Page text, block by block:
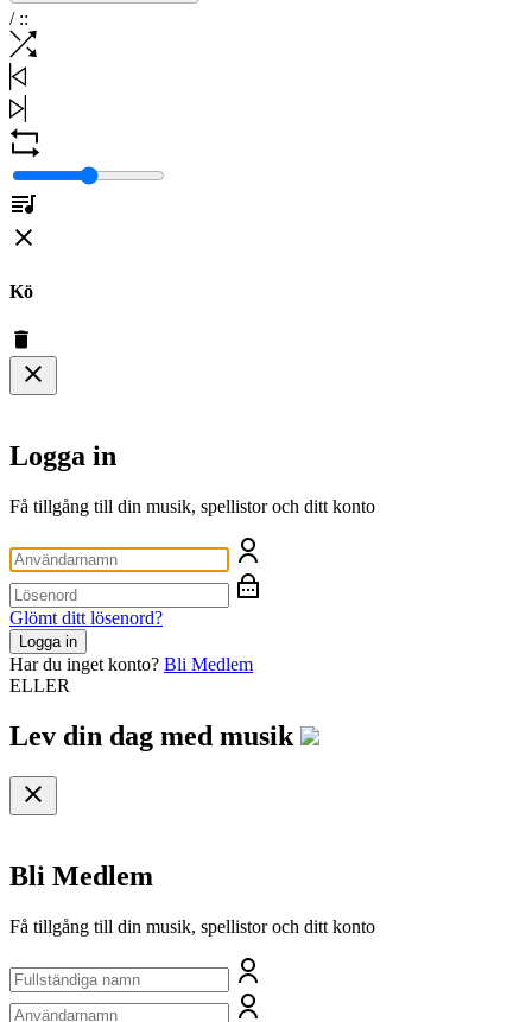
/ ::
Kö
Logga in
Få tillgång till din musik, spellistor och ditt konto
Glömt ditt lösenord?
Logga in
Har du inget konto? Bli Medlem
ELLER
Lev din dag med musik
Bli Medlem
Få tillgång till din musik, spellistor och ditt konto